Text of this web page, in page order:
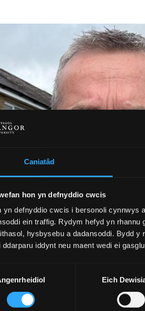
Caniatâd
hon yn defnyddio cwcis
yn defnyddio cwcis i bersonoli cynnwys
ein traffig. Rydym hefyd yn rhannu
hysbysebu a dadansoddi. Bydd y
ddarparu iddynt neu maent wedi ei
Eich
ym Mhrifysgol Bangor i brofi’r